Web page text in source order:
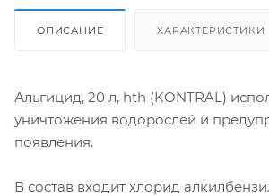
ОПИСАНИЕ ХАРАКТЕРИСТИКИ
Альгицид, 20 л, hth (KONTRAL)
уничтожения водорослей и
появления.
В состав входит хлорид